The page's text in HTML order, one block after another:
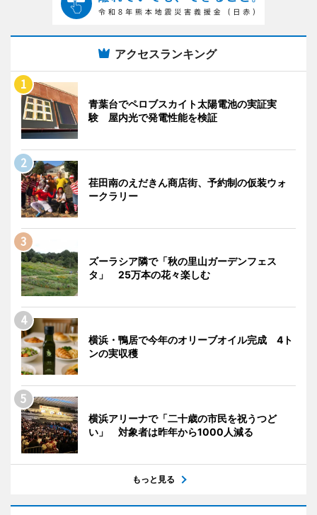
アクセスランキング
青葉台でペロブスカイト太陽電池の実証実
験 屋内光で発電性能を検証
荏田南のえだきん商店街、予約制の仮装ウォ
ークラリー
ズーラシア隣で「秋の里山ガーデンフェス
タ」 25万本の花々楽しむ
横浜・鴨居で今年のオリーブオイル完成 4ト
ンの実収穫
横浜アリーナで「二十歳の市民を祝うつど
い」 対象者は昨年から1000人減る
もっと見る